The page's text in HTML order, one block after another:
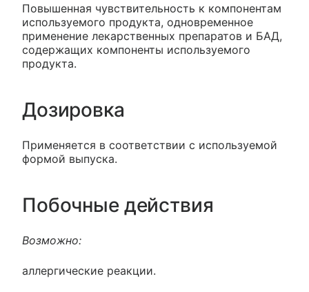
Повышенная чувствительность к компонентам
используемого продукта, одновременное
применение лекарственных препаратов и БАД,
содержащих компоненты используемого
продукта.
Дозировка
Применяется в соответствии с используемой
формой выпуска.
Побочные действия
Возможно:
аллергические реакции.